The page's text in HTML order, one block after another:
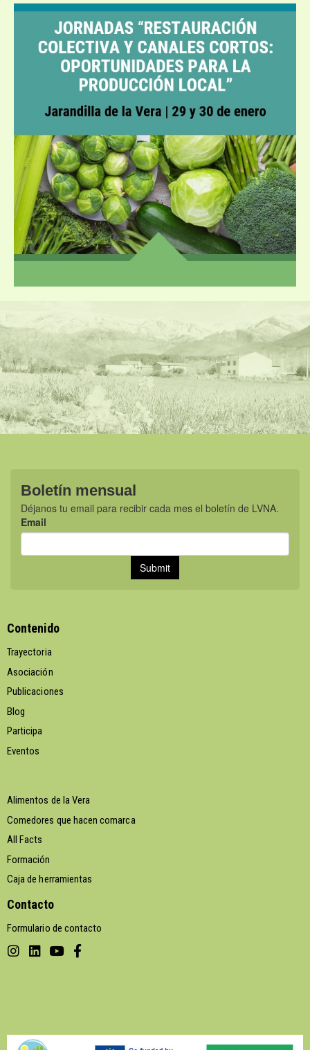
Contenido
Trayectoria
Asociación
Publicaciones
Blog
Participa
Eventos
Alimentos de la Vera
Comedores que hacen comarca
All Facts
Formación
Caja de herramientas
Contacto
Formulario de contacto